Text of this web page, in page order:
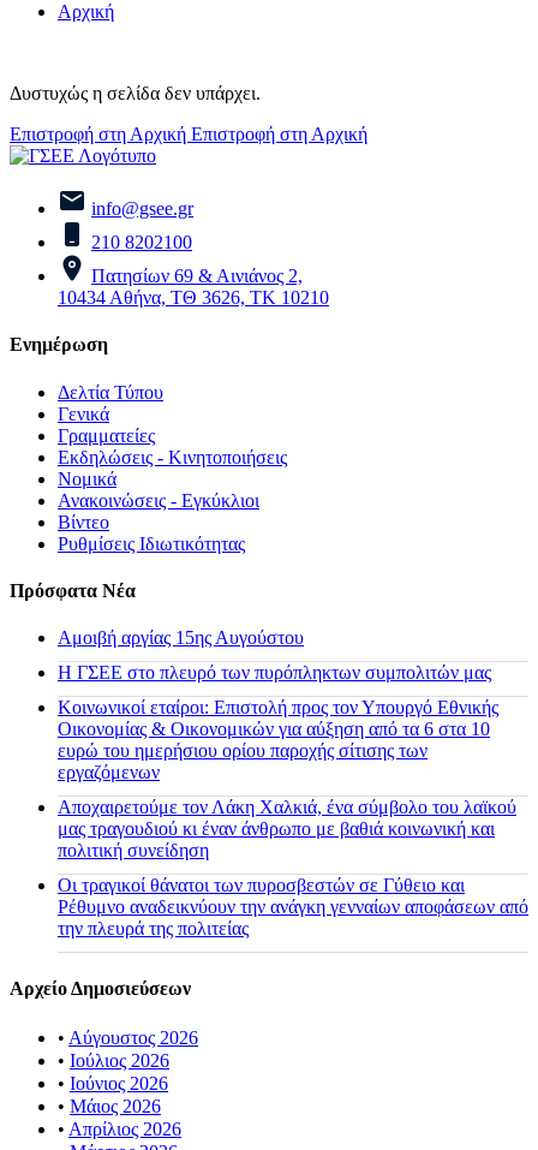
Αρχική
Δυστυχώς η σελίδα δεν υπάρχει.
Επιστροφή στη Αρχική Επιστροφή στη Αρχική
info@gsee.gr
210 8202100
Πατησίων 69 & Αινιάνος 2,
10434 Αθήνα, ΤΘ 3626, ΤΚ 10210
Ενημέρωση
Δελτία Τύπου
Γενικά
Γραμματείες
Εκδηλώσεις - Κινητοποιήσεις
Νομικά
Ανακοινώσεις - Εγκύκλιοι
Βίντεο
Ρυθμίσεις Ιδιωτικότητας
Πρόσφατα Νέα
Αμοιβή αργίας 15ης Αυγούστου
H ΓΣΕΕ στο πλευρό των πυρόπληκτων συμπολιτών μας
Κοινωνικοί εταίροι: Επιστολή προς τον Υπουργό Εθνικής
Οικονομίας & Οικονομικών για αύξηση από τα 6 στα 10
ευρώ του ημερήσιου ορίου παροχής σίτισης των
εργαζόμενων
Αποχαιρετούμε τον Λάκη Χαλκιά, ένα σύμβολο του λαϊκού
μας τραγουδιού κι έναν άνθρωπο με βαθιά κοινωνική και
πολιτική συνείδηση
Οι τραγικοί θάνατοι των πυροσβεστών σε Γύθειο και
Ρέθυμνο αναδεικνύουν την ανάγκη γενναίων αποφάσεων από
την πλευρά της πολιτείας
Αρχείο Δημοσιεύσεων
• Αύγουστος 2026
• Ιούλιος 2026
• Ιούνιος 2026
• Μάιος 2026
• Απρίλιος 2026